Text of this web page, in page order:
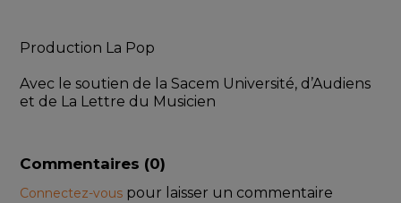
Production La Pop
Avec le soutien de la Sacem Université, d’Audiens
et de La Lettre du Musicien
Commentaires (0)
Connectez-vous pour laisser un commentaire